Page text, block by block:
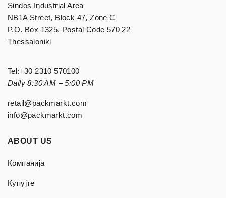
Sindos Industrial Area
NB1A Street, Block 47, Zone C
P.O. Box 1325, Postal Code 570 22
Thessaloniki
Tel:+30 2310 570100
Daily 8:30 AM – 5:00 PM
retail@packmarkt.com
info@packmarkt.com
ABOUT US
Компанија
Купујте